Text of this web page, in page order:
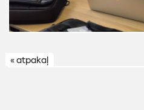
« atpakaļ